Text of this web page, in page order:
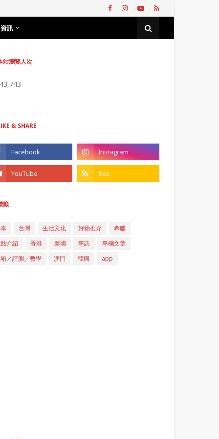
訊
站瀏覽人次
& SHARE
籤
台灣 生活文化 好物推介
希臘
介紹
香港 泰國 專訪
專欄文章
／評測／教學
澳門 韓國 app